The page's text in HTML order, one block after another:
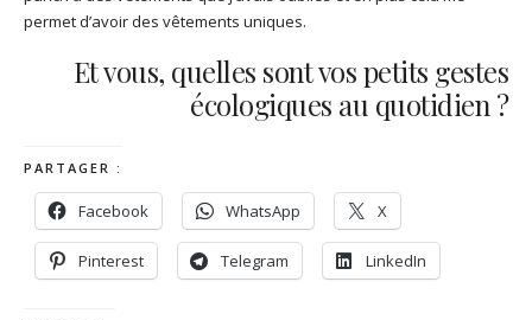
permet d’avoir des vêtements uniques.
Et vous, quelles sont vos petits gestes
écologiques au quotidien ?
PARTAGER :
Facebook WhatsApp X
Pinterest Telegram LinkedIn